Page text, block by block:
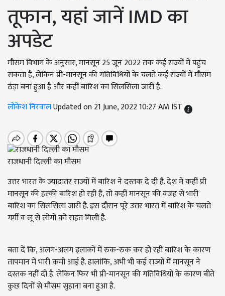
तूफान, यहां जानें IMD का
अपडेट
मौसम विभाग के अनुसार, मानसून 25 जून 2022 तक कई राज्यों में पहुंच
सकता है, लेकिन प्री-मानसून की गतिविधियों के चलते कई राज्यों में मौसम
ठंड़ा बना हुआ है और कहीं बारिश का सिलसिला जारी है.
लोकेश निरवालUpdated on 21 June, 2022 10:27 AM IST
राजधानी दिल्ली का मौसम
उत्तर भारत के ज्यादातर राज्यों में बारिश ने दस्तक दे दी है. देश में कहीं प्री
मानसून की हल्की बारिश हो रही है, तो कहीं मानसून की वजह से भारी
बारिश का सिलसिला जारी है. इस दौरान पूरे उत्तर भारत में बारिश के चलते
गर्मी व लू से लोगों को राहत मिली है.
बता दें कि, अलग-अलग इलाकों में रुक-रुक कर हो रही बारिश के कारण
तापमान में भारी कमी आई है. हालांकि, अभी भी कई राज्यों में मानसून ने
दस्तक नहीं दी है. लेकिन फिर भी प्री-मानसून की गतिविधियों के कारण बीते
कुछ दिनों से मौसम सुहाना बना हुआ है.